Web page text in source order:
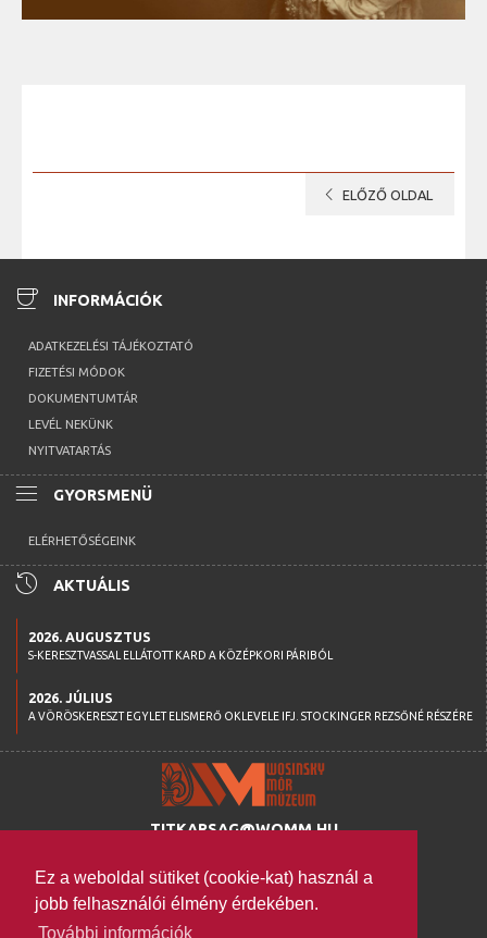
Ez a weboldal sütiket (cookie-kat) használ a
jobb felhasználói élmény érdekében.
További információk
chevron_left ELŐZŐ OLDAL
coffee INFORMÁCIÓK
ADATKEZELÉSI TÁJÉKOZTATÓ
FIZETÉSI MÓDOK
DOKUMENTUMTÁR
LEVÉL NEKÜNK
NYITVATARTÁS
menu GYORSMENÜ
ELÉRHETŐSÉGEINK
history AKTUÁLIS
2026. AUGUSZTUS
S-KERESZTVASSAL ELLÁTOTT KARD A KÖZÉPKORI PÁRIBÓL
2026. JÚLIUS
A VÖRÖSKERESZT EGYLET ELISMERŐ OKLEVELE IFJ. STOCKINGER REZSŐNÉ RÉSZÉRE
TITKARSAG@WOMM.HU
H-7100 SZEKSZÁRD,
SZENT ISTVÁN TÉR 26.